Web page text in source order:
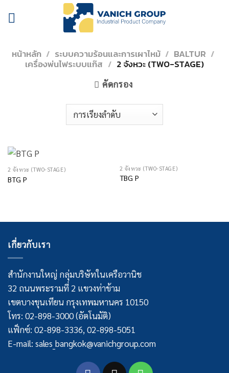
หน้าหลัก / ระบบความร้อนและการเผาไหม้ / BALTUR /
เครื่องพ่นไฟระบบแก๊ส / 2 จังหวะ (TWO-STAGE)
คัดกรอง
2 จังหวะ (TWO-STAGE)
BTG P
2 จังหวะ (TWO-STAGE)
TBG P
เกี่ยวกับเรา
สำนักงานใหญ่ กลุ่มบริษัทในเครือวานิช
32 ถนนพระรามที่ 2 แขวงท่าข้าม
เขตบางขุนเทียน กรุงเทพมหานคร 10150
โทร: 02-898-3000 (อัตโนมัติ)
แฟ็กซ์: 02-898-3336, 02-898-5051
E-mail: sales_bangkok@vanichgroup.com